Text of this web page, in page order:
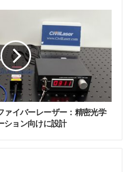
LD）またはファイバーレーザ
1800mWファイバー結合
たマルチモードファイバー出力
レーザー伝送を実現し、ビー
イバーレーザー：精密光学
ション向けに設計